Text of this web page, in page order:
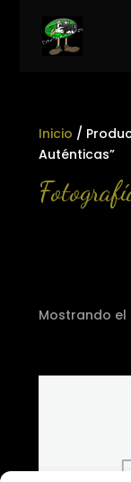
Inicio /
Auténticas”
Mostrando